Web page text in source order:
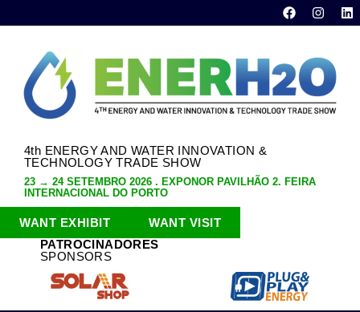
4th ENERGY AND WATER INNOVATION &
TECHNOLOGY TRADE SHOW
23 → 24 SETEMBRO 2026 . EXPONOR PAVILHÃO 2. FEIRA
INTERNACIONAL DO PORTO
WANT EXHIBIT
WANT VISIT
PATROCINADORES
SPONSORS